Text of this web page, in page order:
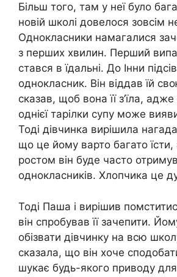
Більш того, там у неї було
новій школі довелося зовсім
Однокласники намагалися
з перших хвилин. Перший
стався в їдальні. До Інни підсів
однокласник. Він віддав їй
сказав, щоб вона її з’їла,
однієї тарілки супу може
Тоді дівчинка вирішила
що це йому варто багато
ростом він буде часто
однокласників. Хлопчика це
Тоді Паша і вирішив
він спробував її зачепити.
обізвати дівчинку на всю
сказала, що він хоче
шукає будь-якого приводу